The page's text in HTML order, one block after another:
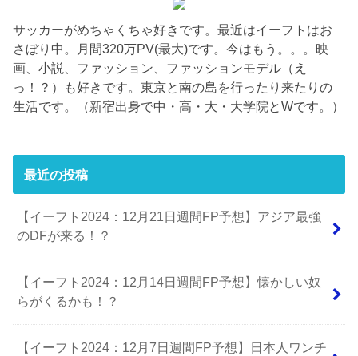
サッカーがめちゃくちゃ好きです。最近はイーフトはお
さぼり中。月間320万PV(最大)です。今はもう。。。映
画、小説、ファッション、ファッションモデル（え
っ！？）も好きです。東京と南の島を行ったり来たりの
生活です。（新宿出身で中・高・大・大学院とWです。）
最近の投稿
【イーフト2024：12月21日週間FP予想】アジア最強
のDFが来る！？
【イーフト2024：12月14日週間FP予想】懐かしい奴
らがくるかも！？
【イーフト2024：12月7日週間FP予想】日本人ワンチ